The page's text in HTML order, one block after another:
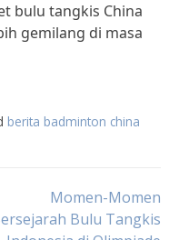
bulu tangkis China
gemilang di masa
berita badminton china
Momen-Momen
Bulu Tangkis